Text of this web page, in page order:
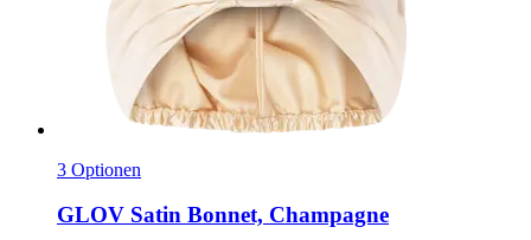
3 Optionen
GLOV Satin Bonnet, Champagne